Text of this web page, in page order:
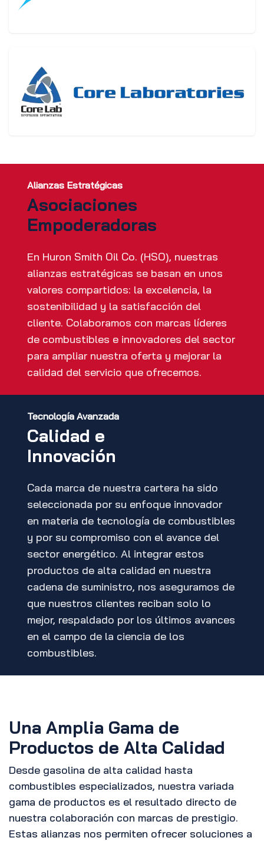
Alianzas Estratégicas
Asociaciones
Empoderadoras
En Huron Smith Oil Co. (HSO), nuestras
alianzas estratégicas se basan en unos
valores compartidos: la excelencia, la
sostenibilidad y la satisfacción del
cliente. Colaboramos con marcas líderes
de combustibles e innovadores del sector
para ampliar nuestra oferta y mejorar la
calidad del servicio que ofrecemos.
Tecnología Avanzada
Calidad e
Innovación
Cada marca de nuestra cartera ha sido
seleccionada por su enfoque innovador
en materia de tecnología de combustibles
y por su compromiso con el avance del
sector energético. Al integrar estos
productos de alta calidad en nuestra
cadena de suministro, nos aseguramos de
que nuestros clientes reciban solo lo
mejor, respaldado por los últimos avances
en el campo de la ciencia de los
combustibles.
Una Amplia Gama de
Productos de Alta Calidad
Desde gasolina de alta calidad hasta
combustibles especializados, nuestra variada
gama de productos es el resultado directo de
nuestra colaboración con marcas de prestigio.
Estas alianzas nos permiten ofrecer soluciones a